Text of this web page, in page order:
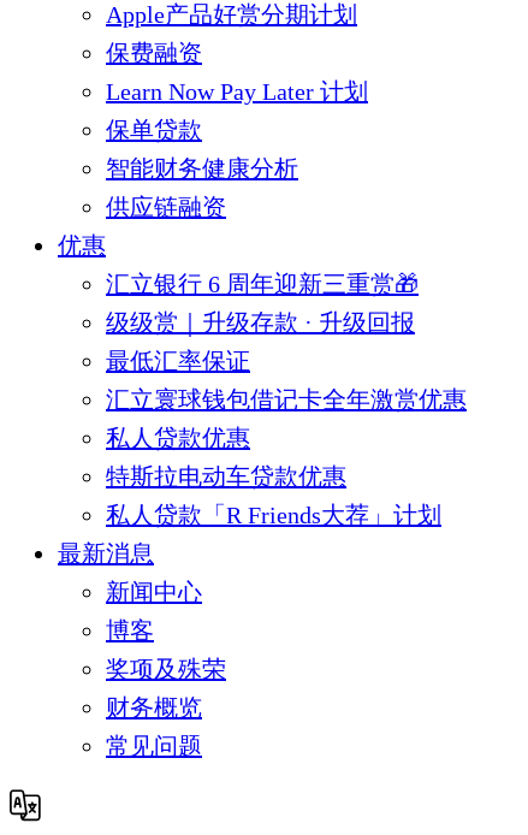
Apple产品好赏分期计划
保费融资
Learn Now Pay Later 计划
保单贷款
智能财务健康分析
供应链融资
优惠
汇立银行 6 周年迎新三重赏🎁
级级赏｜升级存款 · 升级回报
最低汇率保证
汇立寰球钱包借记卡全年激赏优惠
私人贷款优惠
特斯拉电动车贷款优惠
私人贷款「R Friends大荐」计划
最新消息
新闻中心
博客
奖项及殊荣
财务概览
常见问题